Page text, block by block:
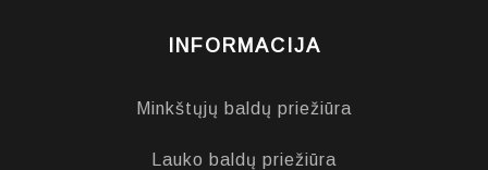
INFORMACIJA
Minkštųjų baldų priežiūra
Lauko baldų priežiūra